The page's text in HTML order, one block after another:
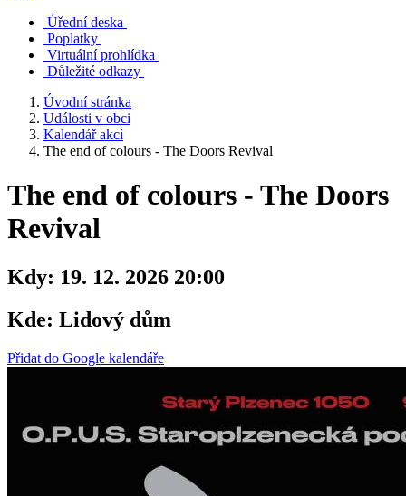
Úřední deska
Poplatky
Virtuální prohlídka
Důležité odkazy
Úvodní stránka
Události v obci
Kalendář akcí
The end of colours - The Doors Revival
The end of colours - The Doors
Revival
Kdy: 19. 12. 2026 20:00
Kde: Lidový dům
Přidat do Google kalendáře